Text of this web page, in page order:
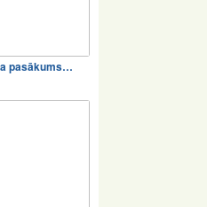
pasākums…